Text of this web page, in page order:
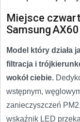
Miejsce
Samsung
Model który działa
filtracja i
wokół ciebie.
wstępnym,
zanieczyszczeń
wskaźnik LED